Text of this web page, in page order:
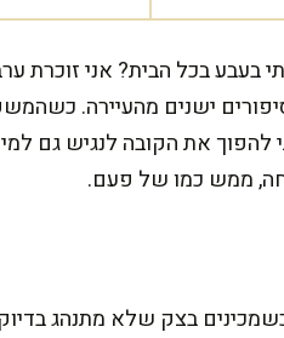
בעבע בכל הבית? אני
ישנים מהעיירה.
להפוך את הקובה לנגיש גם
ממש כמו של פעם.
בצק שלא מתנהג